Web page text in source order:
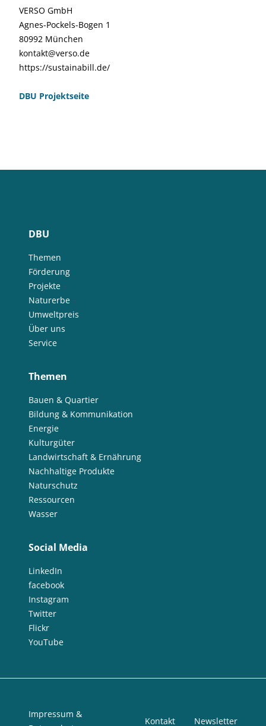
VERSO GmbH
Agnes-Pockels-Bogen 1
80992 München
kontakt@verso.de
https://sustainabill.de/
DBU Projektseite
DBU
Themen
Förderung
Projekte
Naturerbe
Umweltpreis
Über uns
Service
Themen
Bauen & Quartier
Bildung & Kommunikation
Energie
Kulturgüter
Landwirtschaft & Ernährung
Nachhaltige Produkte
Naturschutz
Ressourcen
Wasser
Social Media
LinkedIn
facebook
Instagram
Twitter
Flickr
YouTube
Impressum &
Kontakt Newsletter